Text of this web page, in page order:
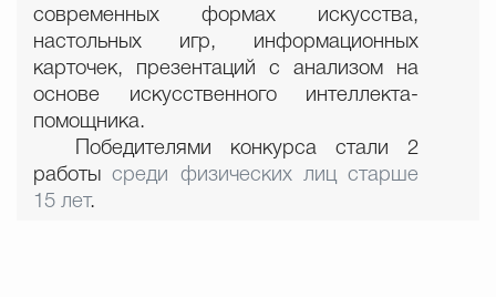
современных формах искусства,
настольных игр, информационных
карточек, презентаций с анализом на
основе искусственного интеллекта-
помощника.
Победителями конкурса стали 2
работысреди физических лиц старше
15 лет.